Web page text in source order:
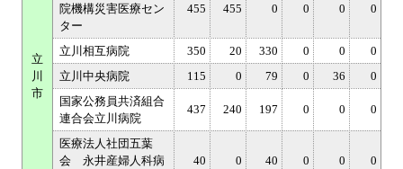
立
川
市
院機構災害医療セン
ター
455 455 0 0 0 0
立川相互病院 350 20 330 0 0
0
立川中央病院
115 0 79 0 36
0
国家公務員共済組合
連合会立川病院
437 240 197 0 0 0
医療法人社団五葉
会 永井産婦人科病
40 0 40 0 0 0